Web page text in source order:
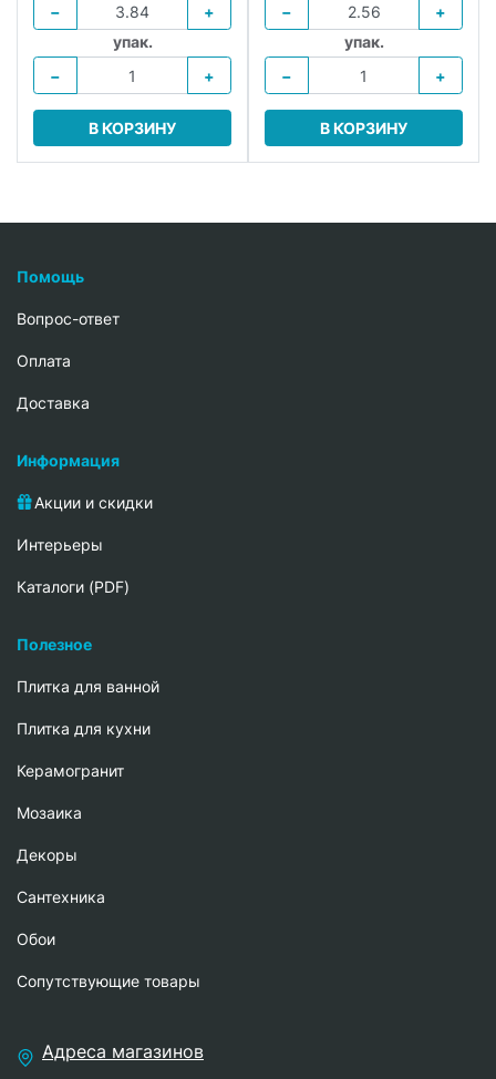
−
+
упак.
−
+
В КОРЗИНУ
−
+
упак.
−
+
В КОРЗИНУ
Помощь
Вопрос-ответ
Oплата
Доставка
Информация
Акции и скидки
Интерьеры
Каталоги (PDF)
Полезное
Плитка для ванной
Плитка для кухни
Керамогранит
Мозаика
Декоры
Сантехника
Обои
Сопутствующие товары
Адреса магазинов